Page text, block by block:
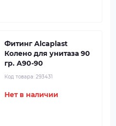
Фитинг Alcaplast
Колено для унитаза 90
гр. A90-90
Код товара: 293431
Нет в наличии